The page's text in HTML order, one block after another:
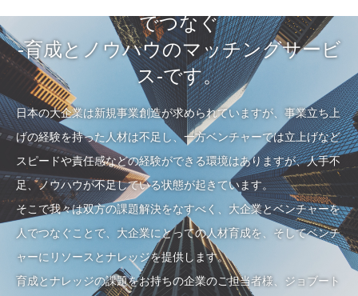
でつなぐ
-育成とノウハウのマッチングサービ
ス-です。
日本の大企業は新規事業創造が求められていますが、事業立ち上
げの経験を持った人材は不足し、一方ベンチャーでは立上げなど
スピードや責任感などの経験ができる環境はありますが、人手不
足、ノウハウが不足している状態が起きています。
そこで我々は双方の課題解決をなすべく、大企業とベンチャーを
人でつなぐことで、大企業にとっての人材育成を、そしてベンチ
ャーにリソースとナレッジを提供します。
育成とナレッジの課題をお持ちの企業のご担当者様、ジョブート